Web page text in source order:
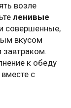
возле
ленивые
совершенные,
вкусом
к обеду
с